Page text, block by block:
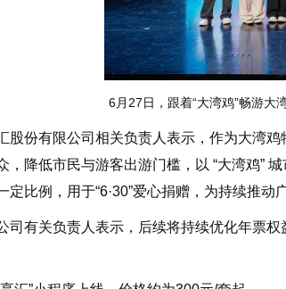
6月27日，跟着“大湾鸡”畅游大
有限公司相关负责人表示，作为大湾鸡
，降低市民与游客出游门槛，以 “大湾鸡”
比例，用于“6·30”爱心捐赠，为持续推动
关负责人表示，后续将持续优化年票权